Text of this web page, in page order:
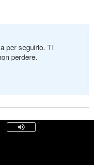
per seguirlo. Ti
perdere.